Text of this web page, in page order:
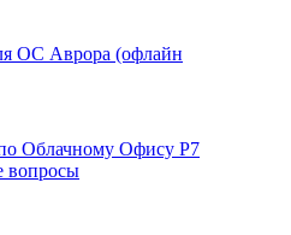
ОС Аврора (офлайн
Облачному Офису Р7
вопросы